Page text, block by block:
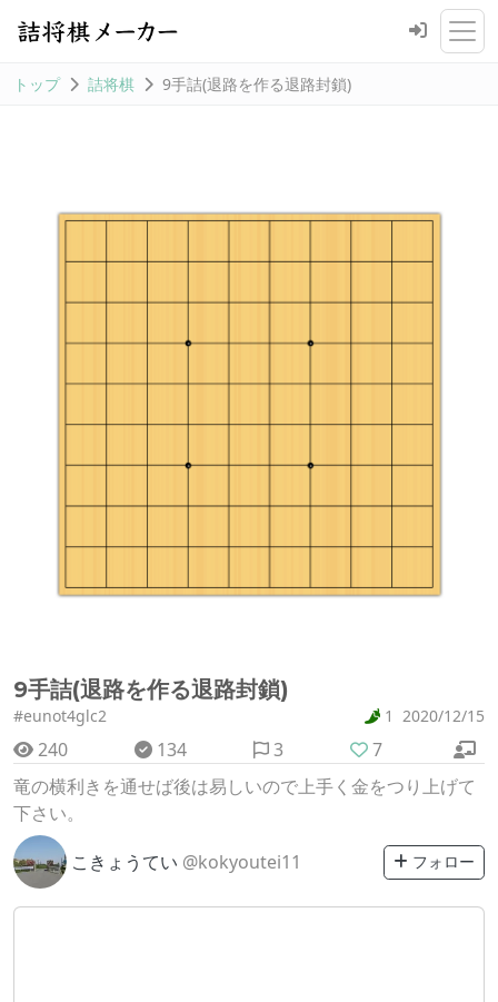
トップ 詰将棋 9手詰(退路を作る退路封鎖)
9手詰(退路を作る退路封鎖)
#eunot4glc2 1 2020/12/15
240 134 3
7
竜の横利きを通せば後は易しいので上手く金をつり上げて
下さい。
こきょうてい @kokyoutei11 フォロー